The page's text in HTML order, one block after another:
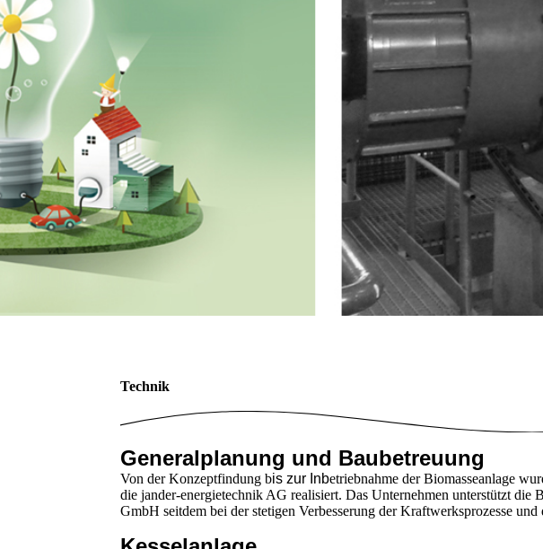
BKS-
Technik
Generalplanung und Baubetreuung
Von der Konzeptfindung bis zur Inbetriebnahme der Biomasseanlage
die jander-energietechnik AG realisiert. Das Unternehmen unterstützt
GmbH seitdem bei der stetigen Verbesserung der Kraftwerksprozesse